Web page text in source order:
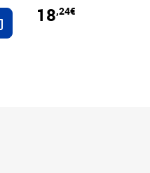
Ajouter au panier
18,24€